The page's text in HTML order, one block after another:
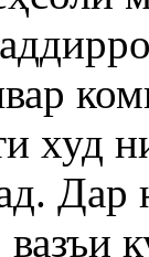
худ
Дар
вазъи